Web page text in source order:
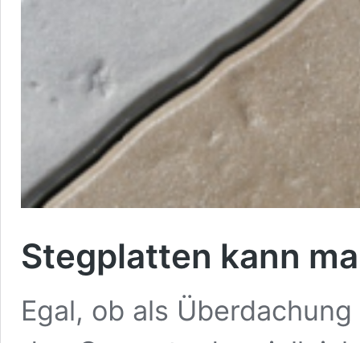
Stegplatten kann
Egal, ob als